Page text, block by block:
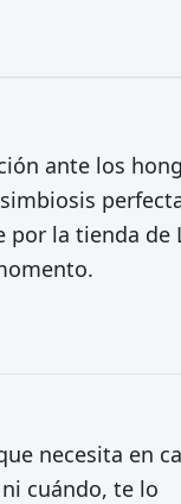
ante los
por la tienda de
necesita en
cuándo, te lo